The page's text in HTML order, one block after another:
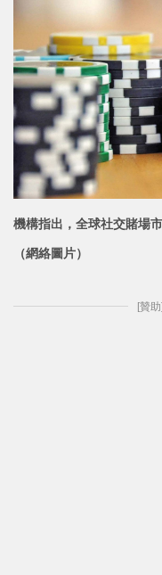
機構指出，全球社交賭場
（網絡圖片）
[贊